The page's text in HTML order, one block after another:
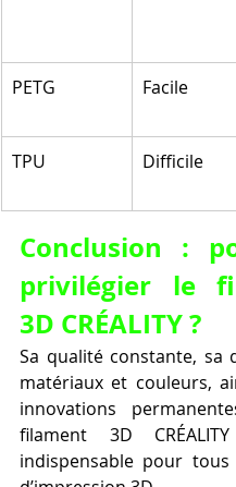
PETG Facile
TPU Difficile
Conclusion :
privilégier le
3D CRÉALITY ?
Sa qualité constante, sa
matériaux et couleurs,
innovations
filament 3D
indispensable pour